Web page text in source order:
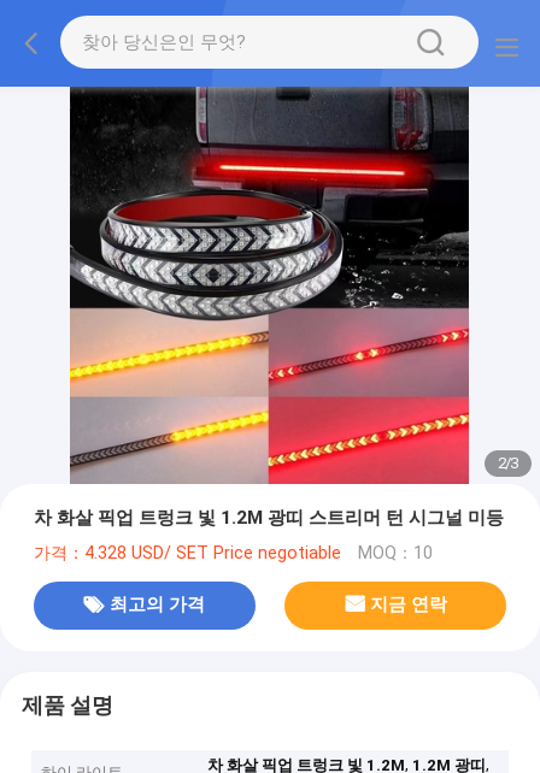
2/3
차 화살 픽업 트렁크 빛 1.2M 광띠 스트리머 턴 시그널 미등
가격：4.328 USD/ SET Price negotiable MOQ：10
최고의 가격 지금 연락
제품 설명
차 화살 픽업 트렁크 빛 1.2M, 1.2M 광띠,